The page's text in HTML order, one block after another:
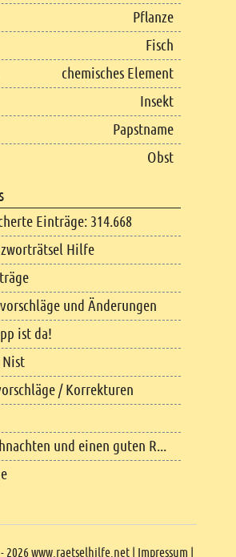
2026 www.raetselhilfe.net | Impressum |
Pflanze
Fisch
chemisches Element
Insekt
Papstname
Obst
Einträge: 314.668
Hilfe
und Änderungen
ist da!
/ Korrekturen
und einen guten R...